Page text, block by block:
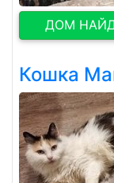
ДОМ
Кошка